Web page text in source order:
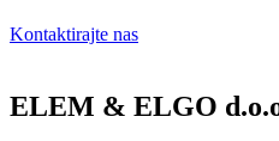
Kontaktirajte nas
ELEM & ELGO